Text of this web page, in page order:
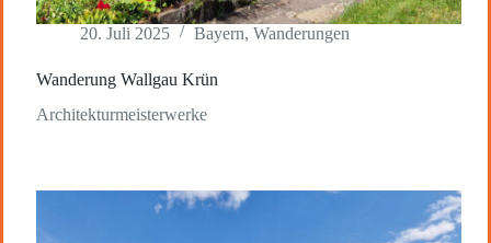
20. Juli 2025 Bayern, Wanderungen
Wanderung Wallgau Krün
Architekturmeisterwerke